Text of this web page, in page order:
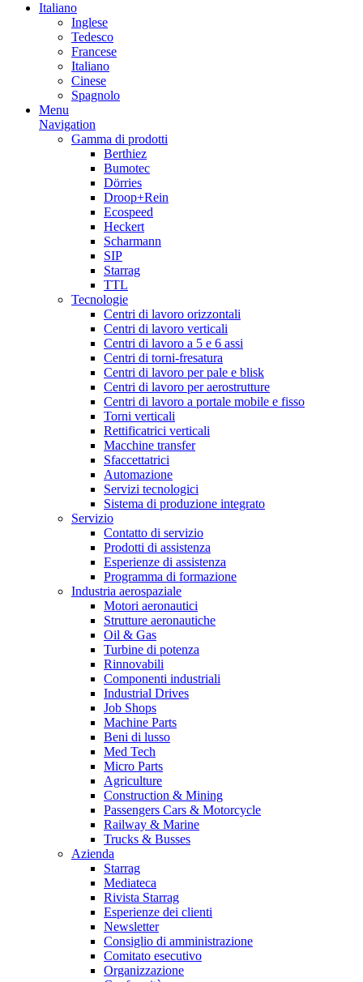
Italiano
Inglese
Tedesco
Francese
Italiano
Cinese
Spagnolo
Menu
Navigation
Gamma di prodotti
Berthiez
Bumotec
Dörries
Droop+Rein
Ecospeed
Heckert
Scharmann
SIP
Starrag
TTL
Tecnologie
Centri di lavoro orizzontali
Centri di lavoro verticali
Centri di lavoro a 5 e 6 assi
Centri di torni-fresatura
Centri di lavoro per pale e blisk
Centri di lavoro per aerostrutture
Centri di lavoro a portale mobile e fisso
Torni verticali
Rettificatrici verticali
Macchine transfer
Sfaccettatrici
Automazione
Servizi tecnologici
Sistema di produzione integrato
Servizio
Contatto di servizio
Prodotti di assistenza
Esperienze di assistenza
Programma di formazione
Industria aerospaziale
Motori aeronautici
Strutture aeronautiche
Oil & Gas
Turbine di potenza
Rinnovabili
Componenti industriali
Industrial Drives
Job Shops
Machine Parts
Beni di lusso
Med Tech
Micro Parts
Agriculture
Construction & Mining
Passengers Cars & Motorcycle
Railway & Marine
Trucks & Busses
Azienda
Starrag
Mediateca
Rivista Starrag
Esperienze dei clienti
Newsletter
Consiglio di amministrazione
Comitato esecutivo
Organizzazione